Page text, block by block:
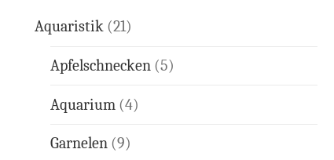
Aquaristik(21)
Apfelschnecken(5)
Aquarium(4)
Garnelen(9)